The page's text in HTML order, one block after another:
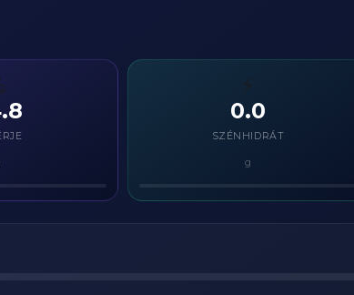
⚡
0.0
SZÉNHIDRÁT
g